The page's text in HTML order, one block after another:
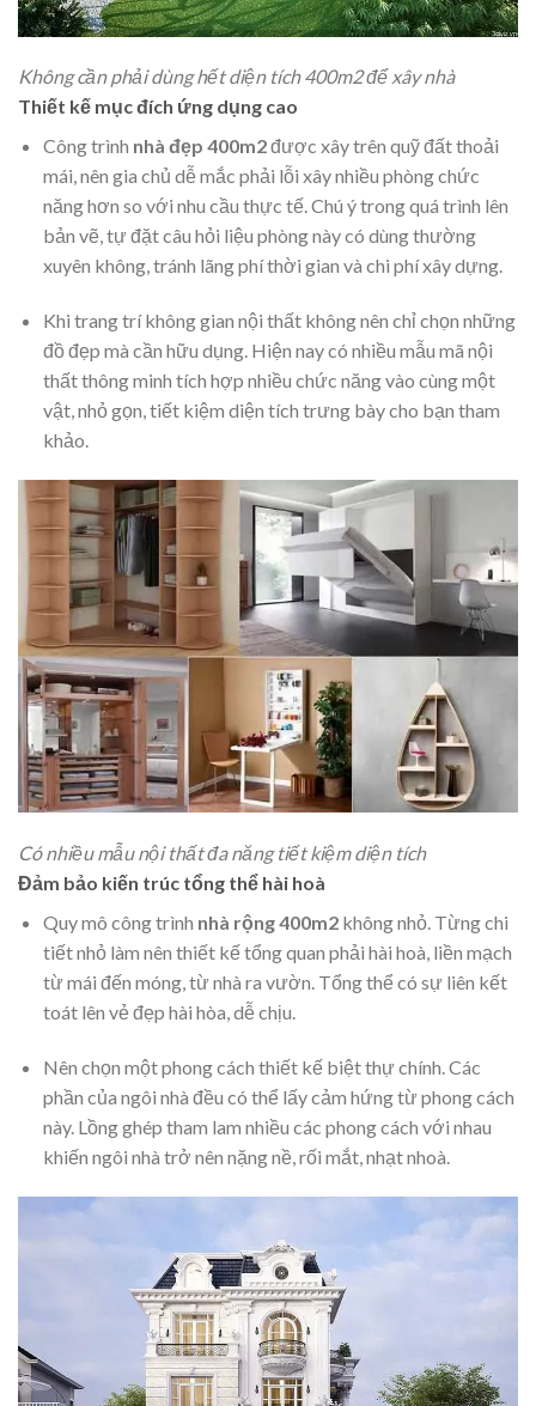
Không cần phải dùng hết diện tích 400m2 để xây nhà
Thiết kế mục đích ứng dụng cao
Công trình nhà đẹp 400m2được xây trên quỹ đất thoải
mái, nên gia chủ dễ mắc phải lỗi xây nhiều phòng chức
năng hơn so với nhu cầu thực tế. Chú ý trong quá trình lên
bản vẽ, tự đặt câu hỏi liệu phòng này có dùng thường
xuyên không, tránh lãng phí thời gian và chi phí xây dựng.
Khi trang trí không gian nội thất không nên chỉ chọn những
đồ đẹp mà cần hữu dụng. Hiện nay có nhiều mẫu mã nội
thất thông minh tích hợp nhiều chức năng vào cùng một
vật, nhỏ gọn, tiết kiệm diện tích trưng bày cho bạn tham
khảo.
Có nhiều mẫu nội thất đa năng tiết kiệm diện tích
Đảm bảo kiến trúc tổng thể hài hoà
Quy mô công trình nhà rộng 400m2không nhỏ. Từng chi
tiết nhỏ làm nên thiết kế tổng quan phải hài hoà, liền mạch
từ mái đến móng, từ nhà ra vườn. Tổng thể có sự liên kết
toát lên vẻ đẹp hài hòa, dễ chịu.
Nên chọn một phong cách thiết kế biệt thự chính. Các
phần của ngôi nhà đều có thể lấy cảm hứng từ phong cách
này. Lồng ghép tham lam nhiều các phong cách với nhau
khiến ngôi nhà trở nên nặng nề, rối mắt, nhạt nhoà.